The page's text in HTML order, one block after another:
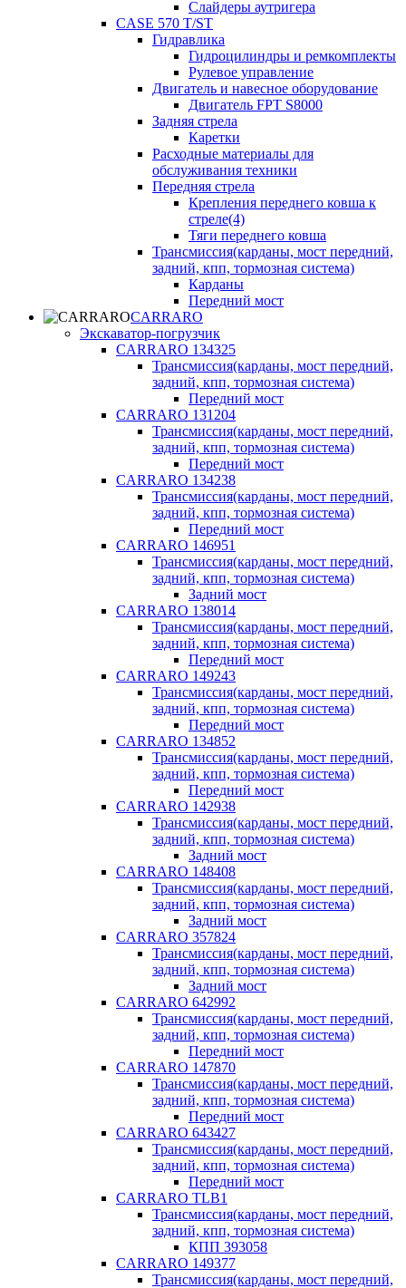
Слайдеры аутригера
CASE 570 T/ST
Гидравлика
Гидроцилиндры и ремкомплекты
Рулевое управление
Двигатель и навесное оборудование
Двигатель FPT S8000
Задняя стрела
Каретки
Расходные материалы для
обслуживания техники
Передняя стрела
Крепления переднего ковша к
стреле(4)
Тяги переднего ковша
Трансмиссия(карданы, мост передний,
задний, кпп, тормозная система)
Карданы
Передний мост
CARRARO
Экскаватор-погрузчик
CARRARO 134325
Трансмиссия(карданы, мост передний,
задний, кпп, тормозная система)
Передний мост
CARRARO 131204
Трансмиссия(карданы, мост передний,
задний, кпп, тормозная система)
Передний мост
CARRARO 134238
Трансмиссия(карданы, мост передний,
задний, кпп, тормозная система)
Передний мост
CARRARO 146951
Трансмиссия(карданы, мост передний,
задний, кпп, тормозная система)
Задний мост
CARRARO 138014
Трансмиссия(карданы, мост передний,
задний, кпп, тормозная система)
Передний мост
CARRARO 149243
Трансмиссия(карданы, мост передний,
задний, кпп, тормозная система)
Передний мост
CARRARO 134852
Трансмиссия(карданы, мост передний,
задний, кпп, тормозная система)
Передний мост
CARRARO 142938
Трансмиссия(карданы, мост передний,
задний, кпп, тормозная система)
Задний мост
CARRARO 148408
Трансмиссия(карданы, мост передний,
задний, кпп, тормозная система)
Задний мост
CARRARO 357824
Трансмиссия(карданы, мост передний,
задний, кпп, тормозная система)
Задний мост
CARRARO 642992
Трансмиссия(карданы, мост передний,
задний, кпп, тормозная система)
Передний мост
CARRARO 147870
Трансмиссия(карданы, мост передний,
задний, кпп, тормозная система)
Передний мост
CARRARO 643427
Трансмиссия(карданы, мост передний,
задний, кпп, тормозная система)
Передний мост
CARRARO TLB1
Трансмиссия(карданы, мост передний,
задний, кпп, тормозная система)
КПП 393058
CARRARO 149377
Трансмиссия(карданы, мост передний,